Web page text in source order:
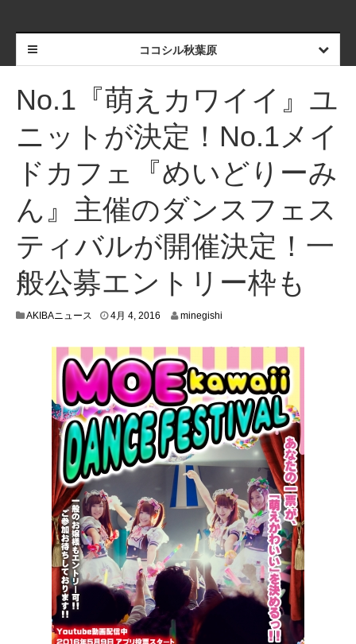
ココシル秋葉原
No.1『萌えカワイイ』ユ
ニットが決定！No.1メイ
ドカフェ『めいどりーみ
ん』主催のダンスフェス
ティバルが開催決定！一
般公募エントリー枠も
AKIBAニュース 4月 4, 2016
0
,
2
0
1
6
minegishi